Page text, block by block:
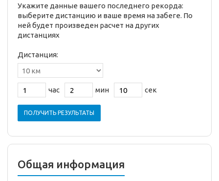
Укажите данные вашего последнего рекорда:
выберите дистанцию и ваше время на забеге. По
ней будет произведен расчет на других
дистанциях
Дистанция:
час мин сек
ПОЛУЧИТЬ РЕЗУЛЬТАТЫ
Общая информация